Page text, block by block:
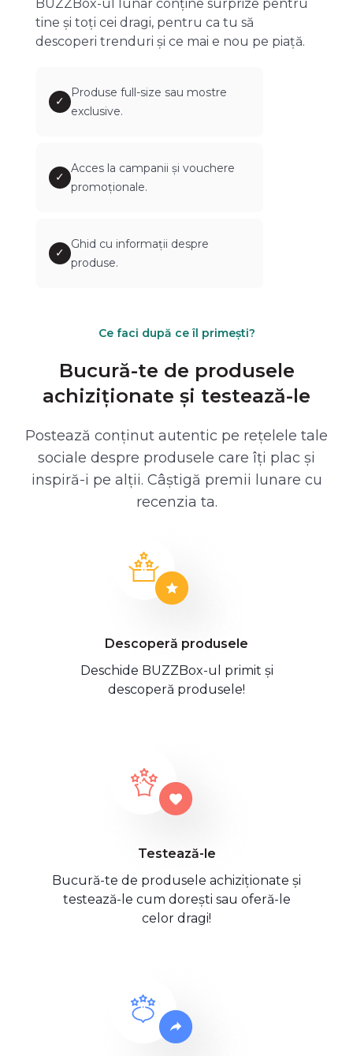
BUZZBox-ul lunar conține surprize pentru
tine și toți cei dragi, pentru ca tu să
descoperi trenduri și ce mai e nou pe piață.
✓
Produse full-size sau mostre
exclusive.
✓
Acces la campanii și vouchere
promoționale.
✓
Ghid cu informații despre
produse.
Ce faci după ce îl primești?
Bucură-te de produsele
achiziționate și testează-le
Postează conținut autentic pe rețelele tale
sociale despre produsele care îți plac și
inspiră-i pe alții. Câștigă premii lunare cu
recenzia ta.
Descoperă produsele
Deschide BUZZBox-ul primit și
descoperă produsele!
Testează-le
Bucură-te de produsele achiziționate și
testează-le cum dorești sau oferă-le
celor dragi!